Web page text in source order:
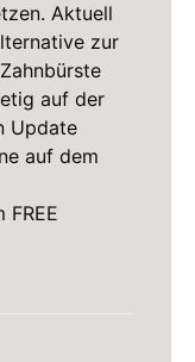
Aktuell
zur
auf der
Update
auf dem
FREE